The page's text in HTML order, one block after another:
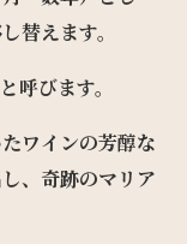
替えます。
呼びます。
ワインの芳醇な
、奇跡のマリア